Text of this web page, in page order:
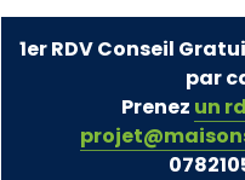
1er RDV Conseil
par
Prenez un